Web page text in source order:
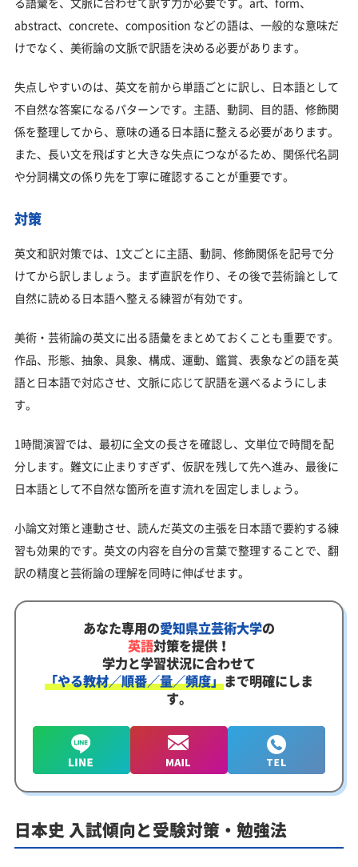
abstract、concrete、composition などの語は、一般的な意味だ
けでなく、美術論の文脈で訳語を決める必要があります。
失点しやすいのは、英文を前から単語ごとに訳し、日本語として
不自然な答案になるパターンです。主語、動詞、目的語、修飾関
係を整理してから、意味の通る日本語に整える必要があります。
また、長い文を飛ばすと大きな失点につながるため、関係代名詞
や分詞構文の係り先を丁寧に確認することが重要です。
対策
英文和訳対策では、1文ごとに主語、動詞、修飾関係を記号で分
けてから訳しましょう。まず直訳を作り、その後で芸術論として
自然に読める日本語へ整える練習が有効です。
美術・芸術論の英文に出る語彙をまとめておくことも重要です。
作品、形態、抽象、具象、構成、運動、鑑賞、表象などの語を英
語と日本語で対応させ、文脈に応じて訳語を選べるようにしま
す。
1時間演習では、最初に全文の長さを確認し、文単位で時間を配
分します。難文に止まりすぎず、仮訳を残して先へ進み、最後に
日本語として不自然な箇所を直す流れを固定しましょう。
小論文対策と連動させ、読んだ英文の主張を日本語で要約する練
習も効果的です。英文の内容を自分の言葉で整理することで、翻
訳の精度と芸術論の理解を同時に伸ばせます。
あなた専用の愛知県立芸術大学の
英語対策を提供！
学力と学習状況に合わせて
「やる教材／順番／量／頻度」まで明確にしま
す。
日本史 入試傾向と受験対策・勉強法